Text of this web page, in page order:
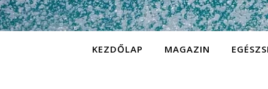
KEZDŐLAP MAGAZIN